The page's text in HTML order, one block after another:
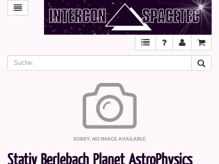
Stativ Berlebach Planet AstroPhysics